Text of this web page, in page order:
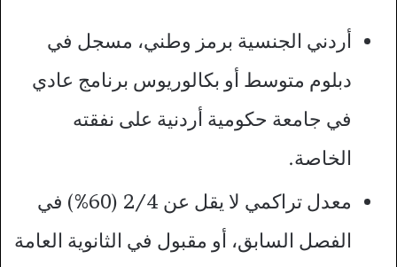
أردني الجنسية برمز وطني، مسجل في
دبلوم متوسط أو بكالوريوس برنامج عادي
في جامعة حكومية أردنية على نفقته
الخاصة.​
معدل تراكمي لا يقل عن 2/4 (60%) في
الفصل السابق، أو مقبول في الثانوية العامة